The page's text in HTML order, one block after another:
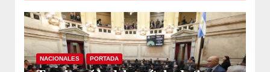
NACIONALES PORTADA